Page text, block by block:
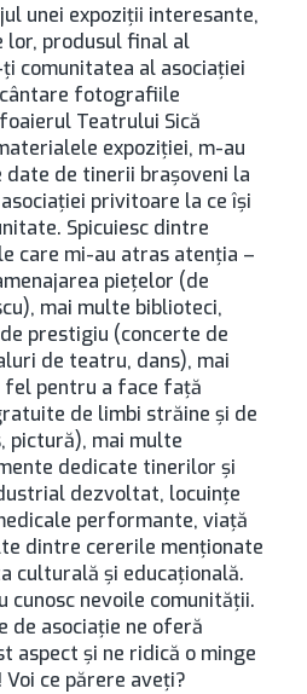
unei expoziţii interesante,
lor, produsul final al
comunitatea al asociaţiei
fotografiile
Teatrului Sică
expoziţiei, m-au
de tinerii braşoveni la
privitoare la ce îşi
Spicuiesc dintre
care mi-au atras atenţia –
pieţelor (de
mai multe biblioteci,
prestigiu (concerte de
de teatru, dans), mai
fel pentru a face faţă
de limbi străine şi de
pictură), mai multe
dedicate tinerilor şi
dezvoltat, locuinţe
performante, viaţă
dintre cererile menţionate
culturală şi educaţională.
cunosc nevoile comunităţii.
de asociaţie ne oferă
aspect şi ne ridică o minge
ce părere aveţi?